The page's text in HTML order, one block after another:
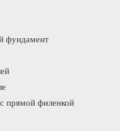
фундамент
прямой филенкой